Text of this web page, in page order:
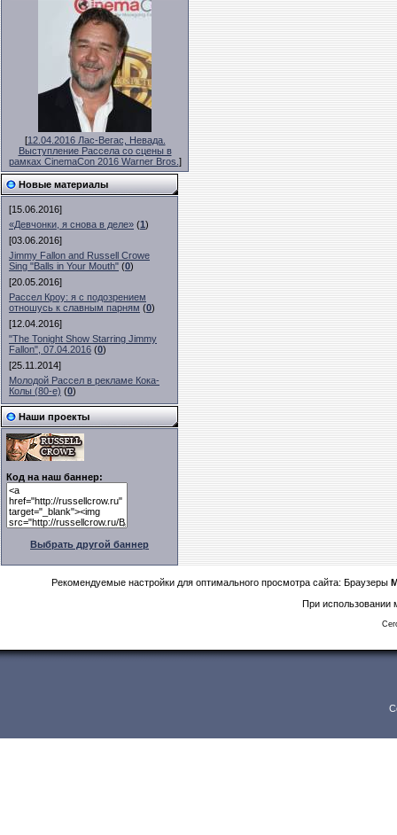
[12.04.2016 Лас-Вегас, Невада.
Выступление Рассела со сцены в
рамках CinemaCon 2016 Warner Bros. ]
Новые материалы
[15.06.2016]
«Девчонки, я снова в деле» (1)
[03.06.2016]
Jimmy Fallon and Russell Crowe
Sing "Balls in Your Mouth" (0)
[20.05.2016]
Рассел Кроу: я с подозрением
отношусь к славным парням (0)
[12.04.2016]
"The Tonight Show Starring Jimmy
Fallon", 07.04.2016 (0)
[25.11.2014]
Молодой Рассел в рекламе Кока-
Колы (80-е) (0)
Наши проекты
Код на наш баннер:
Выбрать другой баннер
Рекомендуемые настройки для оптимального просмотра сайта: Браузеры
При использовании